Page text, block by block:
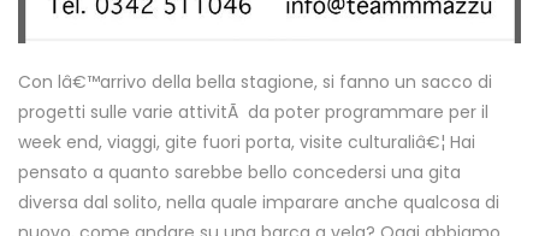
Con lâ€™arrivo della bella stagione, si fanno un sacco di
progetti sulle varie attivitÃ da poter programmare per il
week end, viaggi, gite fuori porta, visite culturaliâ€¦ Hai
pensato a quanto sarebbe bello concedersi una gita
diversa dal solito, nella quale imparare anche qualcosa di